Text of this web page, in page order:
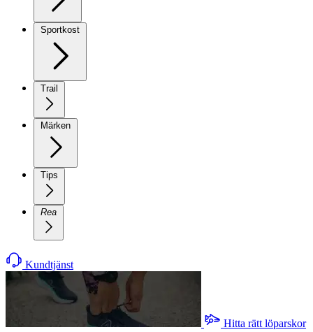
Sportkost
Trail
Märken
Tips
Rea
Kundtjänst
Hitta rätt löparskor